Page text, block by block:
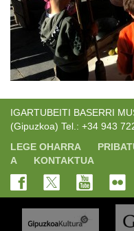
IGARTUBEITI BASERRI
(Gipuzkoa) Tel.: +34 943
LEGE OHARRA
A
KONTAKTUA